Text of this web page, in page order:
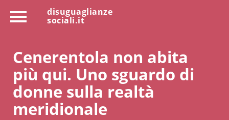
disuguaglianze
sociali.it
Cenerentola non abita
più qui. Uno sguardo di
donne sulla realtà
meridionale